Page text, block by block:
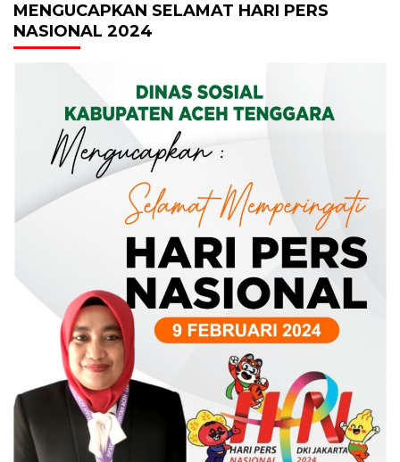
MENGUCAPKAN SELAMAT HARI PERS
NASIONAL 2024